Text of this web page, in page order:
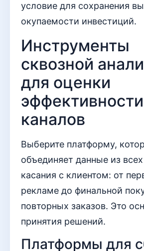
условие для сохранения
окупаемости инвестиций.
Инструменты
сквозной
для оценки
эффективности
каналов
Выберите платформу,
объединяет данные из
касания с клиентом: от
рекламе до финальной
повторных заказов. Это
принятия решений.
Платформы для